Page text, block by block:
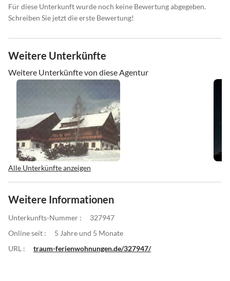
Zugverbindungen.
Für diese Unterkunft wurde noch keine Bewertung abgegeben.
Schreiben Sie jetzt die erste Bewertung!
Weitere Unterkünfte
Weitere Unterkünfte von diese Agentur
Alle Unterkünfte anzeigen
Weitere Informationen
Unterkunfts-Nummer :
327947
Online seit :
5 Jahre und 5 Monate
URL :
traum-ferienwohnungen.de/327947/